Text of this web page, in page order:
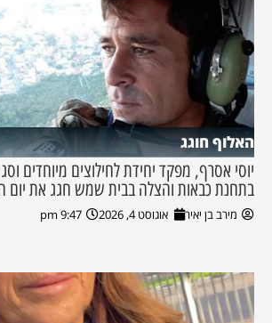
האלוף חוגג
יוסי אסרף, מפקד יחידת לחילוצים מיוחדים
בתחנת כבאות והצלה בבית שמש חגג את יום
מירב בן יאיר אוגוסט 4, 2026 9:47 pm